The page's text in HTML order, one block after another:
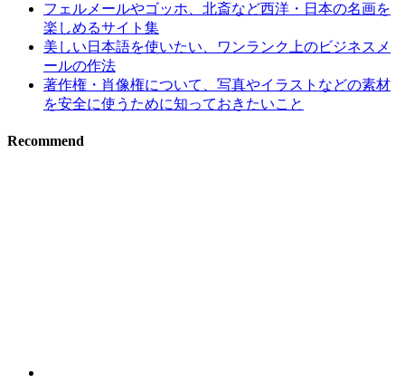
フェルメールやゴッホ、北斎など西洋・日本の名画を
楽しめるサイト集
美しい日本語を使いたい、ワンランク上のビジネスメ
ールの作法
著作権・肖像権について、写真やイラストなどの素材
を安全に使うために知っておきたいこと
Recommend